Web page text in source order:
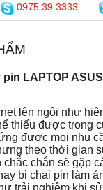
0975.39.3333
LAPTOP ASUS
lên ngôi như
thiếu được trong
được mọi nhu
theo thời gian
chắc chắn sẽ gặp
bị chai pin làm
trải nghiệm khi